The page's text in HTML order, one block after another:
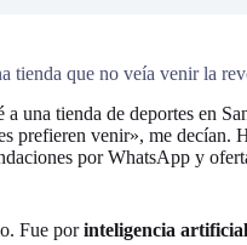
tienda que no veía venir la
a una tienda de deportes en
prefieren venir», me decían.
por WhatsApp y
Fue porinteligencia artificial